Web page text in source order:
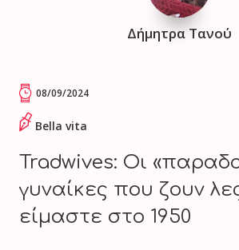
Δήμητρα Τανού
08/09/2024
Bella vita
Tradwives: Οι
γυναίκες που ζουν
είμαστε στο 1950